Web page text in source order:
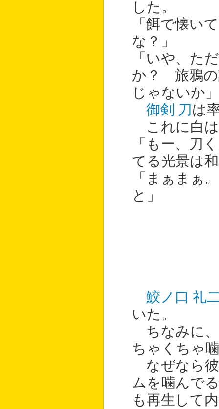
した。
「餌で懐い
な？」
「いや、た
か？ 旅鴉の
じゃないか」
御剣 刀 は
これに白
「もー、刀
てる光景は
「まぁまぁ
と」
鮫ノ口 礼
いた。
ちなみに、
ちゃくちゃ
なぜなら彼
ムを噛んで
も再生して